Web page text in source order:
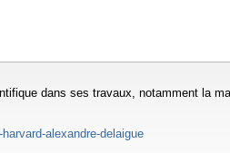
dans ses travaux, notamment la
alexandre-delaigue